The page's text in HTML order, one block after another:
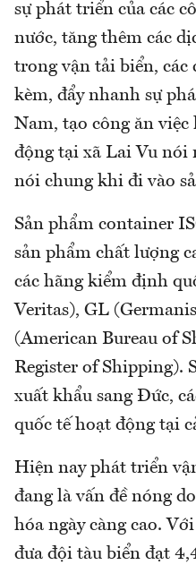
sự phát triển của các
nước, tăng thêm các
trong vận tải biển, các
kèm, đẩy nhanh sự
Nam, tạo công ăn
động tại xã Lai Vu
nói chung khi đi vào
Sản phẩm container
sản phẩm chất lượng
các hãng kiểm định
Veritas), GL
(American Bureau of
Register of Shipping).
xuất khẩu sang Đức,
quốc tế hoạt động tại
Hiện nay phát triển
đang là vấn đề nóng
hóa ngày càng cao.
đưa đội tàu biển đạt